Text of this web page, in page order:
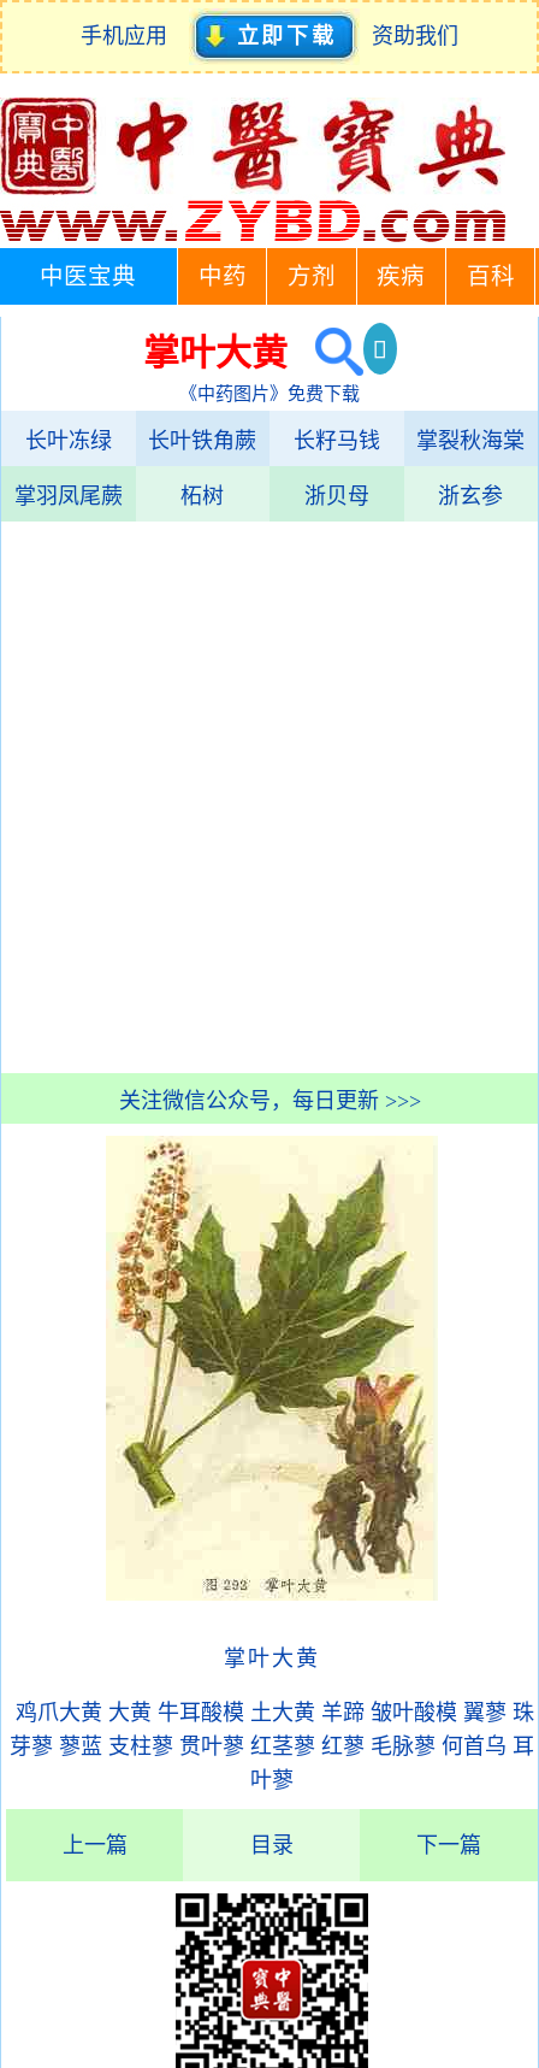
手机应用 立即下载 资助我们
中医宝典 中药 方剂 疾病 百科
掌叶大黄
《中药图片》免费下载
长叶冻绿 长叶铁角蕨 长籽马钱 掌裂秋海棠
掌羽凤尾蕨 柘树 浙贝母 浙玄参
关注微信公众号，每日更新 >>>
掌叶大黄
鸡爪大黄 大黄 牛耳酸模 土大黄 羊蹄 皱叶酸模 翼蓼 珠
芽蓼 蓼蓝 支柱蓼 贯叶蓼 红茎蓼 红蓼 毛脉蓼 何首乌 耳
叶蓼
上一篇 目录 下一篇